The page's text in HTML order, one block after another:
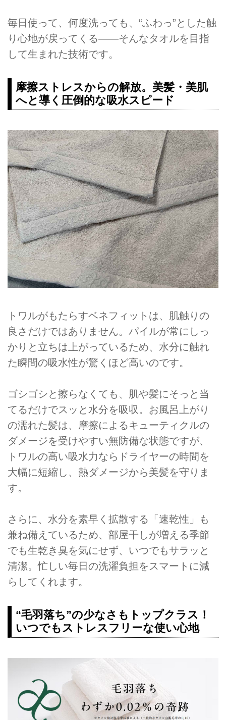
毎日使って、何度洗っても、“ふわっ”とした触
り心地が戻ってくる——そんなタオルを目指
して生まれた技術です。
摩擦ストレスからの解放。美髪・美肌
へと導く圧倒的な吸水スピード
トワルがもたらすベネフィットは、肌触りの
良さだけではありません。パイルが常にしっ
かりと立ちは上がっているため、水分に触れ
た瞬間の吸水性が驚くほど高いのです。
ゴシゴシと擦らなくても、肌や髪にそっと当
てるだけでスッと水分を吸収。お風呂上がり
の濡れた髪は、摩擦によるキューティクルの
ダメージを受けやすい無防備な状態ですが、
トワルの高い吸水力ならドライヤーの時間を
大幅に短縮し、熱ダメージから美髪を守りま
す。
さらに、水分を素早く拡散する「速乾性」も
兼ね備えているため、部屋干しが増える季節
でも生乾き臭を気にせず、いつでもサラッと
清潔。忙しい毎日の洗濯負担をスマートに減
らしてくれます。
“毛羽落ち”の少なさもトップクラス！
いつでもストレスフリーな使い心地